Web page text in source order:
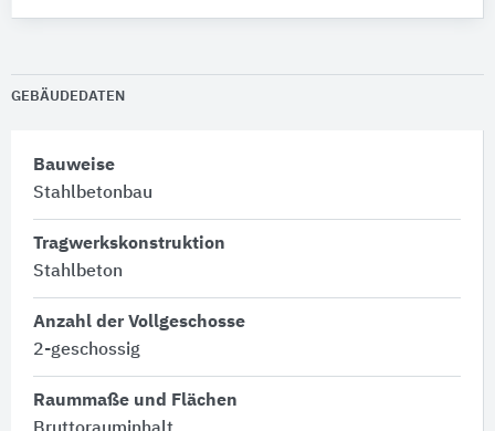
GEBÄUDEDATEN
Bauweise
Stahlbetonbau
Tragwerkskonstruktion
Stahlbeton
Anzahl der Vollgeschosse
2-geschossig
Raummaße und Flächen